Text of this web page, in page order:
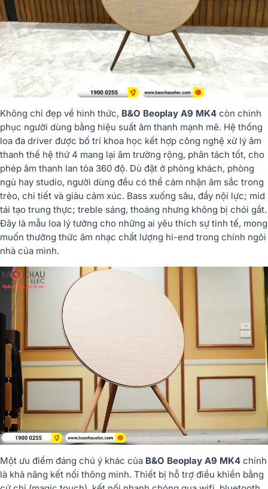
Không chỉ đẹp về hình thức, B&O Beoplay A9 MK4 còn chinh
phục người dùng bằng hiệu suất âm thanh mạnh mẽ. Hệ thống
loa đa driver được bố trí khoa học kết hợp công nghệ xử lý âm
thanh thế hệ thứ 4 mang lại âm trường rộng, phân tách tốt, cho
phép âm thanh lan tỏa 360 độ. Dù đặt ở phòng khách, phòng
ngủ hay studio, người dùng đều có thể cảm nhận âm sắc trong
trẻo, chi tiết và giàu cảm xúc. Bass xuống sâu, đầy nội lực; mid
tái tạo trung thực; treble sáng, thoáng nhưng không bị chói gắt.
Đây là mẫu loa lý tưởng cho những ai yêu thích sự tinh tế, mong
muốn thưởng thức âm nhạc chất lượng hi-end trong chính ngôi
nhà của mình.
Một ưu điểm đáng chú ý khác của B&O Beoplay A9 MK4 chính
là khả năng kết nối thông minh. Thiết bị hỗ trợ điều khiển bằng